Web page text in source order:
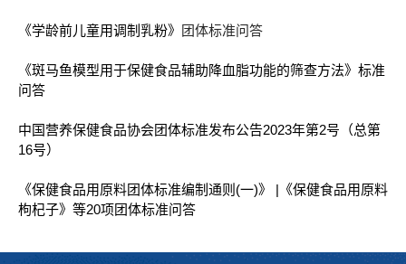
《学龄前儿童用调制乳粉》 团体标准问答
《斑马鱼模型用于保健食品辅助降血脂功能的筛查方法》标准
问答
中国营养保健食品协会团体标准发布公告2023年第2号（总第
16号）
《保健食品用原料团体标准编制通则(一)》 |《保健食品用原料
枸杞子》等20项团体标准问答